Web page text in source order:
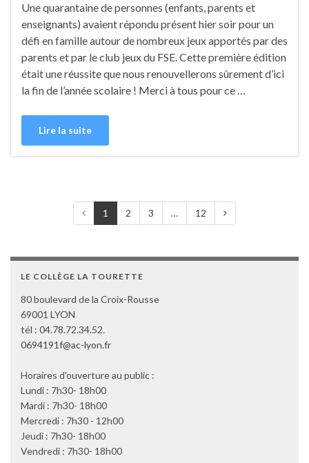
Une quarantaine de personnes (enfants, parents et
enseignants) avaient répondu présent hier soir pour un
défi en famille autour de nombreux jeux apportés par des
parents et par le club jeux du FSE. Cette première édition
était une réussite que nous renouvellerons sûrement d’ici
la fin de l’année scolaire ! Merci à tous pour ce …
Lire la suite
1 2 3 … 12
LE COLLÈGE LA TOURETTE
80 boulevard de la Croix-Rousse
69001 LYON
tél : 04.78.72.34.52.
0694191f@ac-lyon.fr
Horaires d'ouverture au public :
Lundi : 7h30- 18h00
Mardi : 7h30- 18h00
Mercredi : 7h30 - 12h00
Jeudi : 7h30- 18h00
Vendredi : 7h30- 18h00